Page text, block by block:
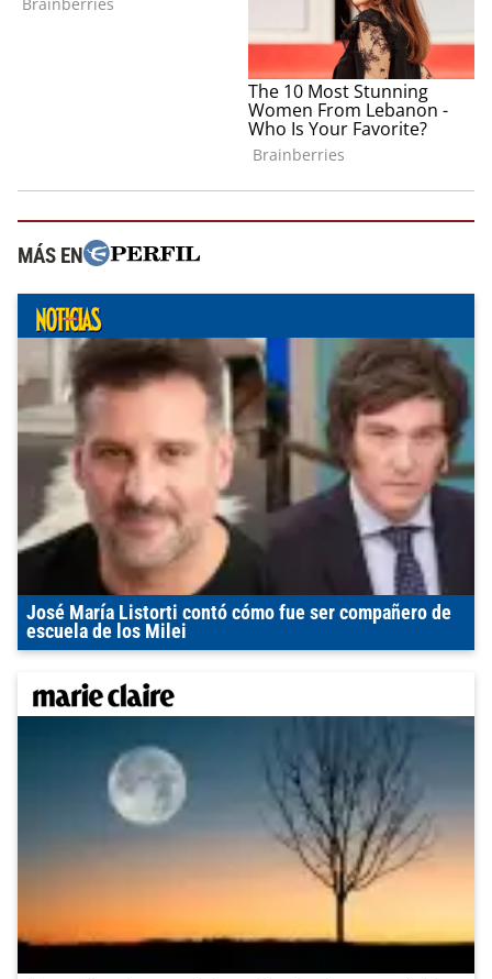
MÁS EN
José María Listorti contó cómo fue ser compañero de
escuela de los Milei